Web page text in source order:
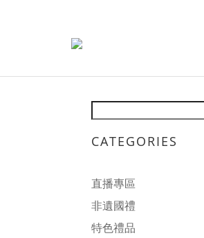
CATEGORIES
直播專區
非遺國禮
特色禮品